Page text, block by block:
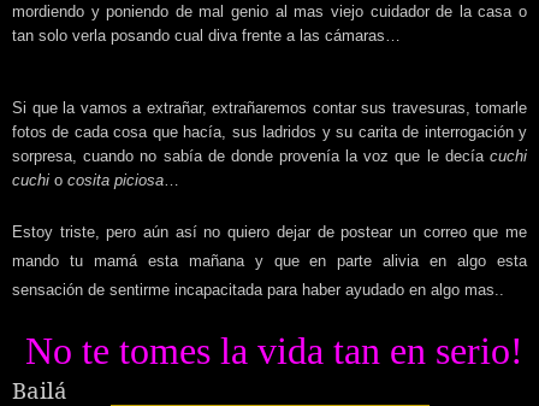
mordiendo y poniendo de mal genio al mas viejo cuidador de la casa o
tan solo verla posando cual diva frente a las cámaras…
Si que la vamos a extrañar, extrañaremos contar sus travesuras, tomarle
fotos de cada cosa que hacía, sus ladridos y su carita de interrogación y
sorpresa, cuando no sabía de donde provenía la voz que le decía cuchi
cuchi o cosita piciosa
Estoy triste, pero aún así no quiero dejar de postear un correo que me
mando tu mamá esta mañana y que en parte alivia en algo esta
sensación de sentirme incapacitada para haber ayudado en algo mas..
No te tomes la vida tan en serio!
Bailá